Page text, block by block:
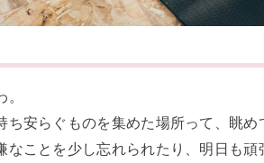
ち安らぐものを集めた場所って、眺め
なことを少し忘れられたり、明日も頑